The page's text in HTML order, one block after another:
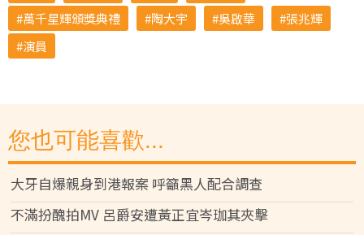
萬千星輝頒獎典禮
陶大宇 吳啟華
張兆輝
演員
您也可能喜歡...
大牙自爆親身到港報案 呼籲黑人配合調查
不滿扮醜拍MV 呂爵安遭黃正宜岑珈其夾擊